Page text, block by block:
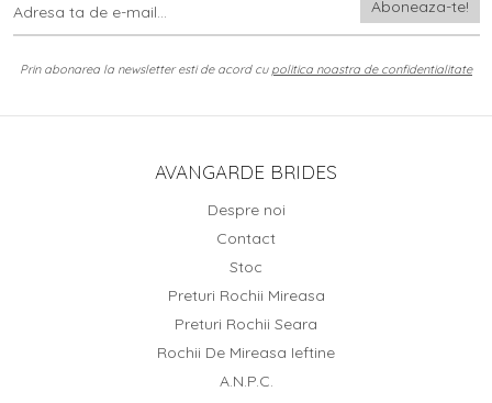
Prin abonarea la newsletter esti de acord cu politica noastra de confidentialitate
AVANGARDE BRIDES
Despre noi
Contact
Stoc
Preturi Rochii Mireasa
Preturi Rochii Seara
Rochii De Mireasa Ieftine
A.N.P.C.